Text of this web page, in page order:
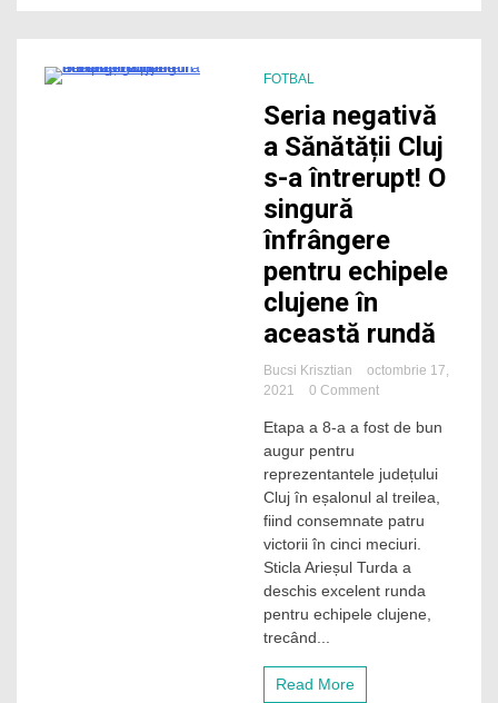
FOTBAL
Seria negativă
a Sănătății Cluj
s-a întrerupt! O
singură
înfrângere
pentru echipele
clujene în
această rundă
Bucsi Krisztian
octombrie 17,
2021
0 Commenton
negativă
Sănătății
Cluj
a
întrerupt!
O
singură
înfrângere
Etapa a 8-a a fost de bun
augur pentru
reprezentantele județului
Cluj în eșalonul al treilea,
fiind consemnate patru
victorii în cinci meciuri.
Sticla Arieșul Turda a
deschis excelent runda
pentru echipele clujene,
trecând...
Read More